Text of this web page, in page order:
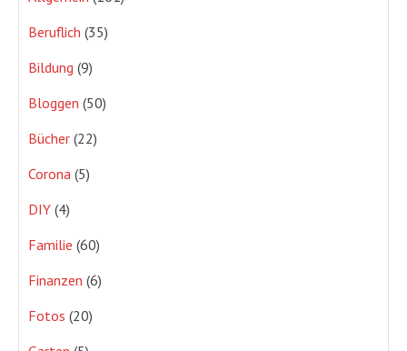
Beruflich (35)
Bildung (9)
Bloggen (50)
Bücher (22)
Corona (5)
DIY (4)
Familie (60)
Finanzen (6)
Fotos (20)